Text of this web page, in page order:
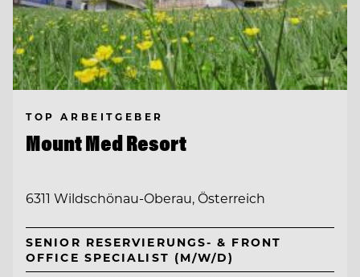
TOP ARBEITGEBER
Mount Med Resort
6311 Wildschönau-Oberau, Österreich
SENIOR RESERVIERUNGS- & FRONT
OFFICE SPECIALIST (M/W/D)